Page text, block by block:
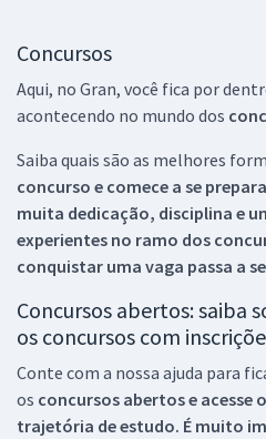
Concursos
Aqui, no Gran, você fica por
acontecendo no mundo dos
Saiba quais são as melhores
concurso e comece a se
muita dedicação, disciplina e
experientes no ramo dos
conquistar uma vaga passa a
Concursos abertos: saiba
os concursos com
Conte com a nossa ajuda para
os concursos abertos e acesse
trajetória de estudo. É muito